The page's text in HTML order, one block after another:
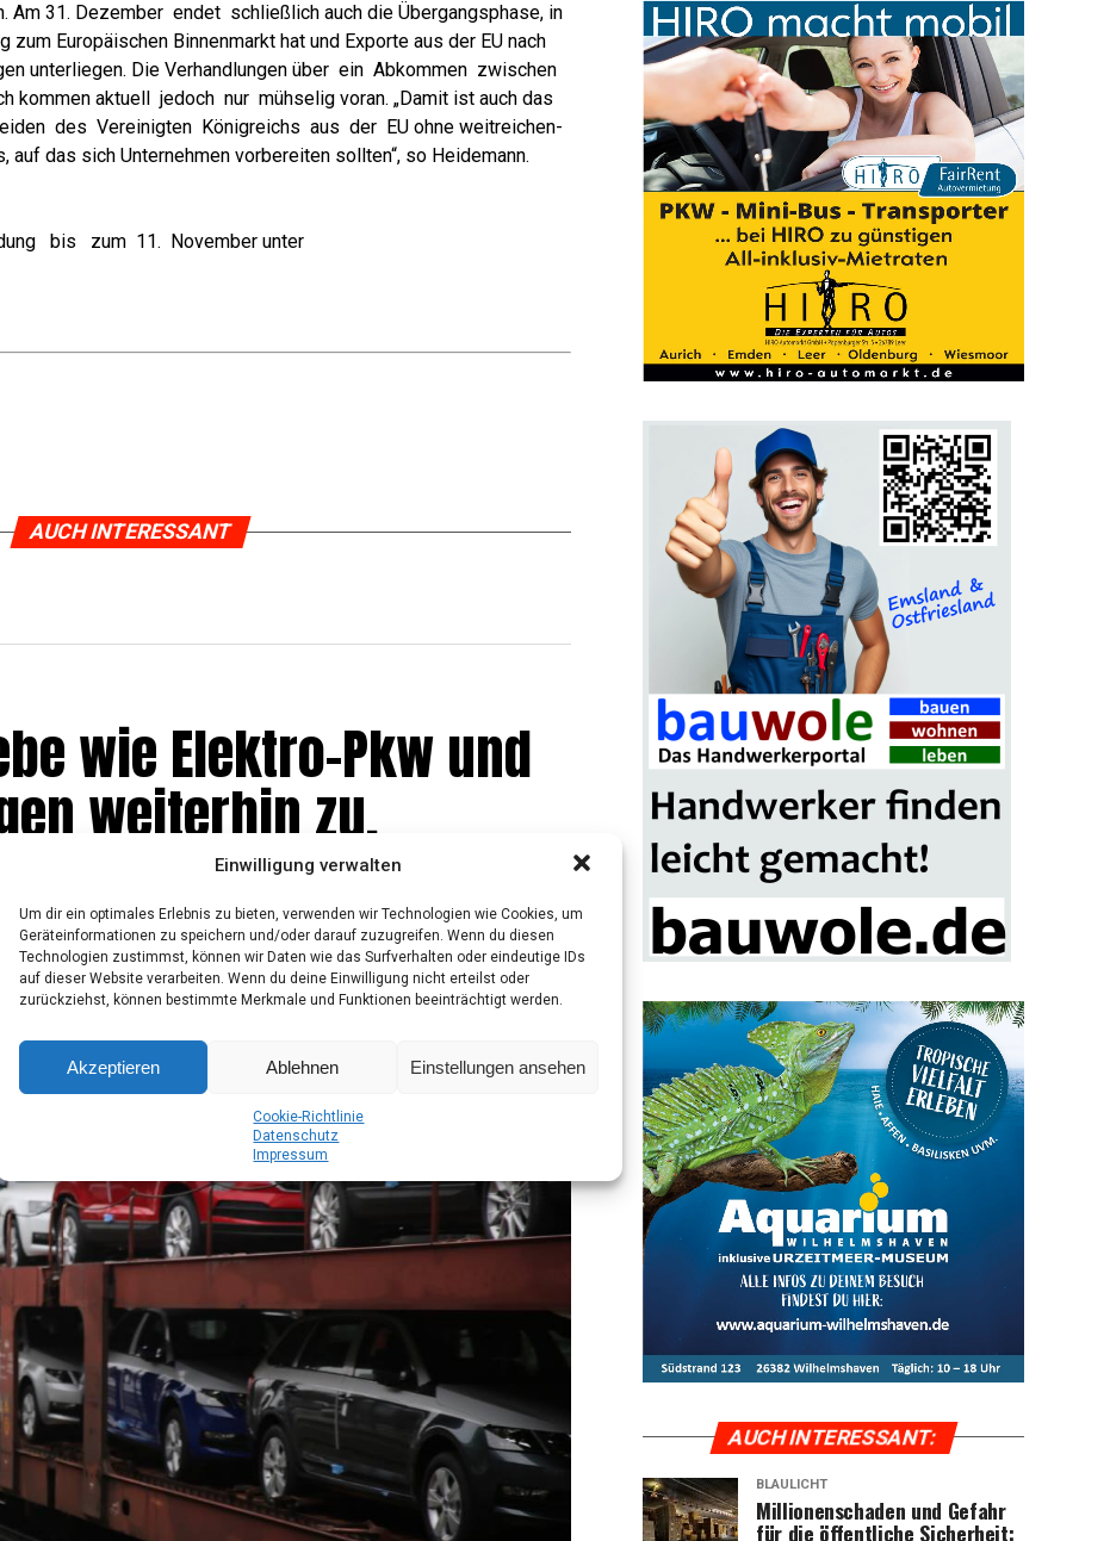
Einwilligung verwalten
Um dir ein optimales Erlebnis zu bieten, verwenden wir Technologien wie Cookies, um
Geräteinformationen zu speichern und/oder darauf zuzugreifen. Wenn du diesen
Technologien zustimmst, können wir Daten wie das Surfverhalten oder eindeutige IDs
auf dieser Website verarbeiten. Wenn du deine Einwilligung nicht erteilst oder
zurückziehst, können bestimmte Merkmale und Funktionen beeinträchtigt werden.
Akzeptieren Ablehnen Einstellungen ansehen
Coo­kie-Richt­li­nie
Daten­schutz
Impres­sum
Am 31. Dezem­ber endet schließ­lich auch die Über­gangs­pha­se, in
Euro­päi­schen Bin­nen­markt hat und Expor­te aus der EU nach
unter­lie­gen. Die Ver­hand­lun­gen über ein Abkom­men zwi­schen
kom­men aktu­ell jedoch nur müh­se­lig vor­an. „Damit ist auch das
des Ver­ei­nig­ten König­reichs aus der EU ohne weit­rei­chen­
das sich Unter­neh­men vor­be­rei­ten soll­ten“, so Heidemann.
bis zum 11. Novem­ber unter
AUCH INTERESSANT
wie Elek­tro-Pkw und
wei­ter­hin zu.
AUCH INTER­ES­SANT:
BLAULICHT
Mil­lio­nen­scha­den und Gefahr
für die öffent­li­che Sicher­heit: